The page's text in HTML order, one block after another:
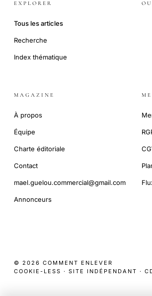
EXPLORER
Tous les articles
Recherche
Index thématique
MAGAZINE
À propos
Équipe
Charte éditoriale
Contact
mael.guelou.commercial@gmail.com
Annonceurs
© 2026 COMMENT ENLEVER
COOKIE-LESS · SITE INDÉPENDANT ·